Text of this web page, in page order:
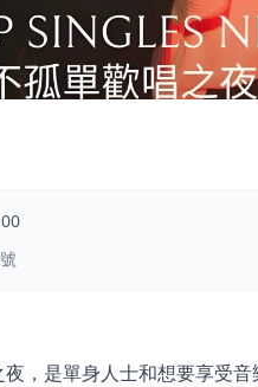
，是單身人士和想要享受